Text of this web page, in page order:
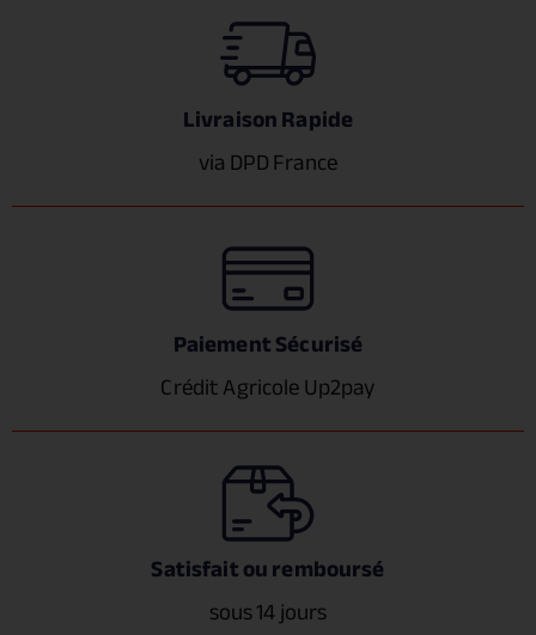
Livraison Rapide
via DPD France
Paiement Sécurisé
Crédit Agricole Up2pay
Satisfait ou remboursé
sous 14 jours